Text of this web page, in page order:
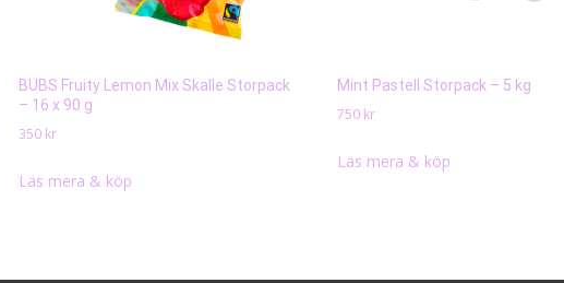
BUBS Fruity Lemon Mix Skalle Storpack
– 16 x 90 g
350 kr
Läs mera & köp
Mint Pastell Storpack – 5 kg
750 kr
Läs mera & köp